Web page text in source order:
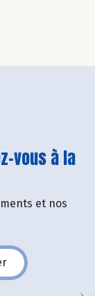
vous à la
et nos